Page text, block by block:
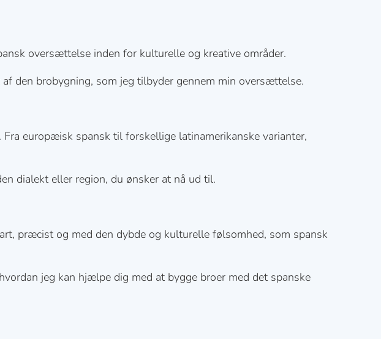
oversættelse inden for kulturelle og kreative områder.
den brobygning, som jeg tilbyder gennem min oversættelse.
europæisk spansk til forskellige latinamerikanske varianter,
dialekt eller region, du ønsker at nå ud til.
præcist og med den dybde og kulturelle følsomhed, som spansk
jeg kan hjælpe dig med at bygge broer med det spanske